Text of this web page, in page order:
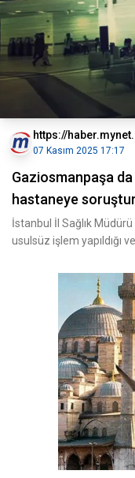
https://
07 Kasım 2025 17:17
Gaziosmanpaşa
hastaneye
İstanbul İl Sağlık
usulsüz işlem yapıldığı